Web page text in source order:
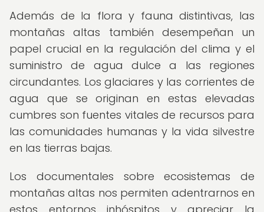
Además de la flora y fauna distintivas, las
montañas altas también desempeñan un
papel crucial en la regulación del clima y el
suministro de agua dulce a las regiones
circundantes. Los glaciares y las corrientes de
agua que se originan en estas elevadas
cumbres son fuentes vitales de recursos para
las comunidades humanas y la vida silvestre
en las tierras bajas.
Los documentales sobre ecosistemas de
montañas altas nos permiten adentrarnos en